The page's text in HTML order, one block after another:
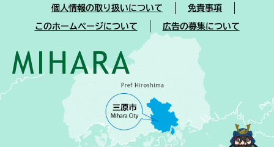
個人情報の取り扱いについて 免責事項
このホームページについて 広告の募集について